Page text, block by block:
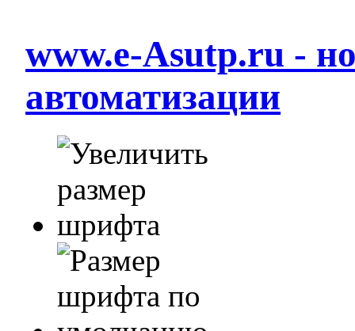
www.e-Asutp.ru -
автоматизации